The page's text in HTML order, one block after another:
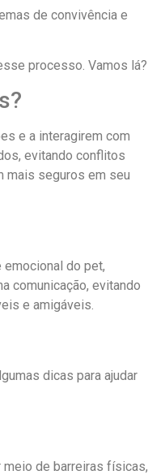
de convivência e
processo. Vamos lá?
e a interagirem com
evitando conflitos
mais seguros em seu
emocional do pet,
comunicação, evitando
e amigáveis.
dicas para ajudar
de barreiras físicas,